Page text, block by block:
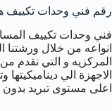
رقم فني وحدات تكييف
فني وحدات تكييف
انواعه من خلال
المركزيه و التي نقدم
الاجهزة الي
اعلى مستوى تبريد